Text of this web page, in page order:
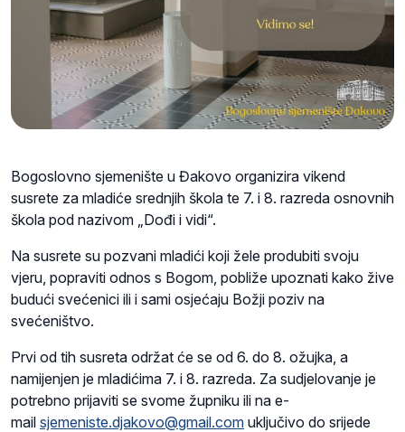
Bogoslovno sjemenište u Đakovo organizira vikend
susrete za mladiće srednjih škola te 7. i 8. razreda osnovnih
škola pod nazivom „Dođi i vidi“.
Na susrete su pozvani mladići koji žele produbiti svoju
vjeru, popraviti odnos s Bogom, pobliže upoznati kako žive
budući svećenici ili i sami osjećaju Božji poziv na
svećeništvo.
Prvi od tih susreta održat će se od 6. do 8. ožujka, a
namijenjen je mladićima 7. i 8. razreda. Za sudjelovanje je
potrebno prijaviti se svome župniku ili na e-
mail sjemeniste.djakovo@gmail.com uključivo do srijede